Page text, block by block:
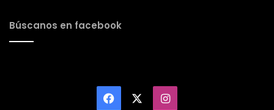
Búscanos en facebook
Facebook Instagram